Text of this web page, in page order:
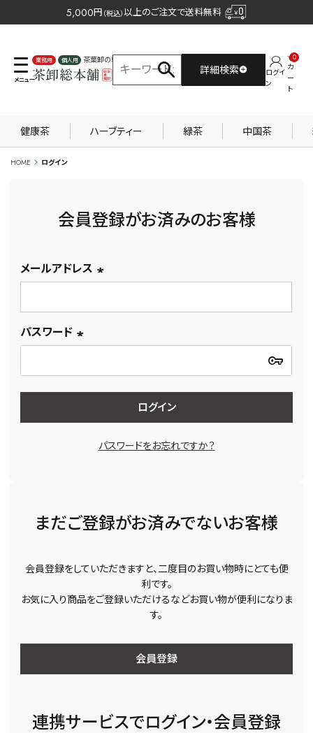
5,000円 （税込）以上のご注文で送料無料
業務用 個人用
茶葉卸の専門サイト
詳細検索
ログイ
ン
カ
ー
ト
0
健康茶 ハーブティー 緑茶 中国茶
HOME ログイン
会員登録がお済みのお客様
メールアドレス
須)
パスワード
須)
ログイン
パスワードをお忘れですか？
まだご登録がお済みでないお客様
会員登録をしていただきますと、二度目のお買い物時にとても便
利です。
お気に入り商品をご登録いただけるなどお買い物が便利になりま
す。
会員登録
連携サービスでログイン・会員登録